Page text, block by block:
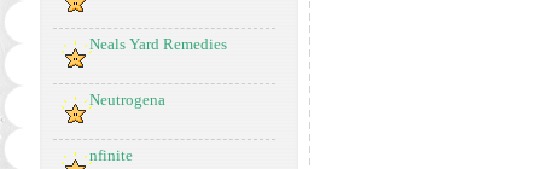
Neals Yard Remedies
Neutrogena
nfinite